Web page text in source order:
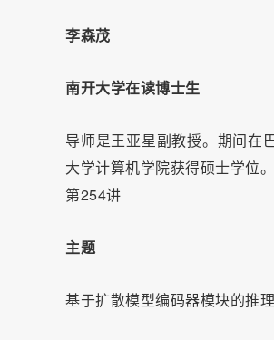
李森茂
南开大学在读博士生
导师是王亚星副教授。期间在
大学计算机学院获得硕士学位
第254讲
主题
基于扩散模型编码器模块的推